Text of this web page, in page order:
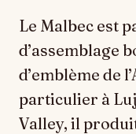
Le Malbec est
d’assemblage
d’emblème de
particulier à
Valley, il